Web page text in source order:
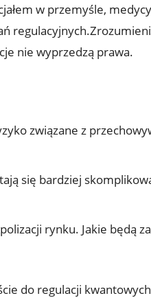
w przemyśle,
nie wyprzedzą prawa.
związane z
się bardziej
rynku. Jakie będą
do regulacji